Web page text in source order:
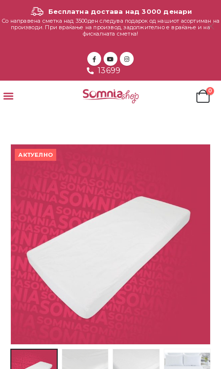
Бесплатна достава над 3000 денари
Со направена сметка над 3500ден следува подарок од нашиот асортиман на
производи. При враќање на производ, задолжително е враќање и на
фискалната сметка!
13699
0
АКТУЕЛНО